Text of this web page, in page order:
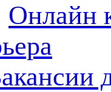
Онлайн